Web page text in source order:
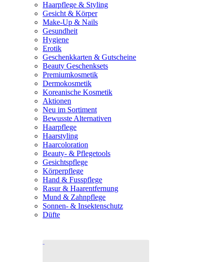
Haarpflege & Styling
Gesicht & Körper
Make-Up & Nails
Gesundheit
Hygiene
Erotik
Geschenkkarten & Gutscheine
Beauty Geschenksets
Premiumkosmetik
Dermokosmetik
Koreanische Kosmetik
Aktionen
Neu im Sortiment
Bewusste Alternativen
Haarpflege
Haarstyling
Haarcoloration
Beauty- & Pflegetools
Gesichtspflege
Körperpflege
Hand & Fusspflege
Rasur & Haarentfernung
Mund & Zahnpflege
Sonnen- & Insektenschutz
Düfte